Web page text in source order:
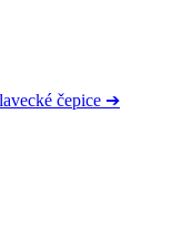
čepice ➔